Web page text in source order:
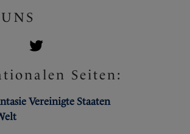
Seiten:
Vereinigte Staaten